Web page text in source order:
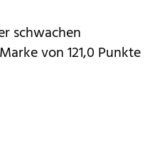
schwachen
von 121,0 Punkte